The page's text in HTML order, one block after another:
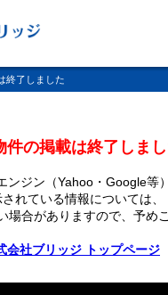
終了しました
件の掲載は終了しま
ンジン（Yahoo・Google等
れている情報については、
場合がありますので、 予め
会社ブリッジ トップページ